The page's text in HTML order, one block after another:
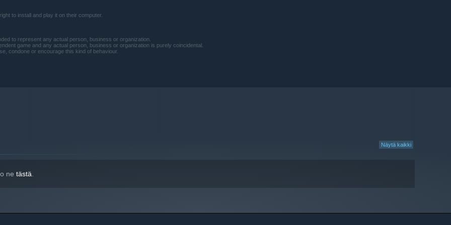
uudempia versioita.
to install and play it on their computer.
to represent any actual person, business or organization.
game and any actual person, business or organization is purely coincidental.
condone or encourage this kind of behaviour.
Näytä kaikki
ne tästä.